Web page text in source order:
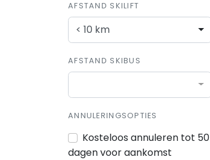
AFSTAND SKILIFT
< 10 km
AFSTAND SKIBUS
ANNULERINGSOPTIES
Kosteloos annuleren tot 50
dagen voor aankomst